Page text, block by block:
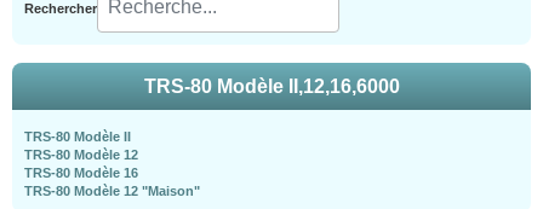
Rechercher
TRS-80 Modèle II,12,16,6000
TRS-80 Modèle II
TRS-80 Modèle 12
TRS-80 Modèle 16
TRS-80 Modèle 12 "Maison"